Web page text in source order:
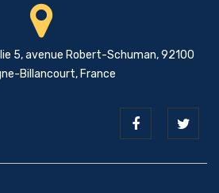
5, avenue Robert-Schuman, 92100
Billancourt, France